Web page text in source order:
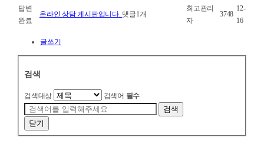
답변
완료
온라인 상담 게시판입니다. 댓글1개
최고관리
자
3748
12-
16
글쓰기
검색
검색대상 검색어 필수
검색
닫기